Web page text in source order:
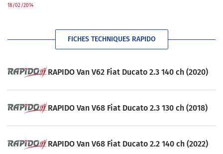
18/02/2014
FICHES TECHNIQUES RAPIDO
RAPIDO Van V62 Fiat Ducato 2.3 140 ch (2020)
RAPIDO Van V68 Fiat Ducato 2.3 130 ch (2018)
RAPIDO Van V68 Fiat Ducato 2.2 140 ch (2022)